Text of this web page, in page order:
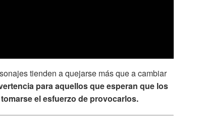
tienden a quejarse más que a cambiar
para aquellos que esperan que los
el esfuerzo de provocarlos.